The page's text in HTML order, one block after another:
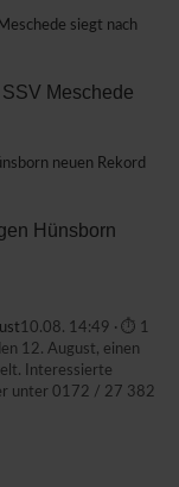
Meschede
Hünsborn
10.08. 14:49 · ⏱ 1
12. August, einen
Interessierte
unter 0172 / 27 382